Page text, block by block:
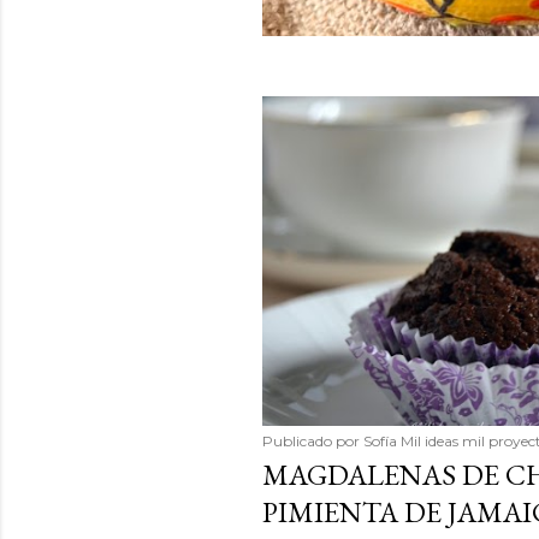
Publicado por Sofía Mil ideas mil
MAGDALENAS DE
PIMIENTA DE